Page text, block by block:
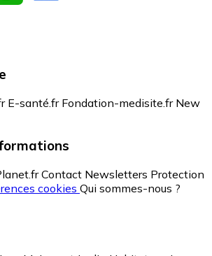
E-santé.fr Fondation-medisite.fr New
Contact Newsletters Protection
cookies Qui sommes-nous ?